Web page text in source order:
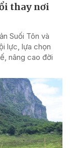
thay nơi
Suối Tôn và
lực, lựa chọn
nâng cao đời